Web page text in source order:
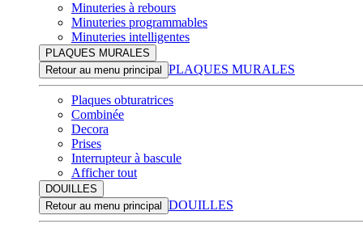
Minuteries à rebours
Minuteries programmables
Minuteries intelligentes
PLAQUES MURALES
Retour au menu principal
PLAQUES MURALES
Plaques obturatrices
Combinée
Decora
Prises
Interrupteur à bascule
Afficher tout
DOUILLES
Retour au menu principal
DOUILLES